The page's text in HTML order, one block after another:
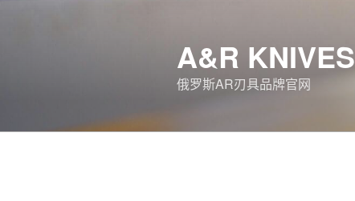
A&R KNIVES
俄罗斯AR刃具品牌官网